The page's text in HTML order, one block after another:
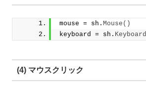
mouse = sh. Mouse ()
keyboard = sh. Keyboard
(4) マウスクリック